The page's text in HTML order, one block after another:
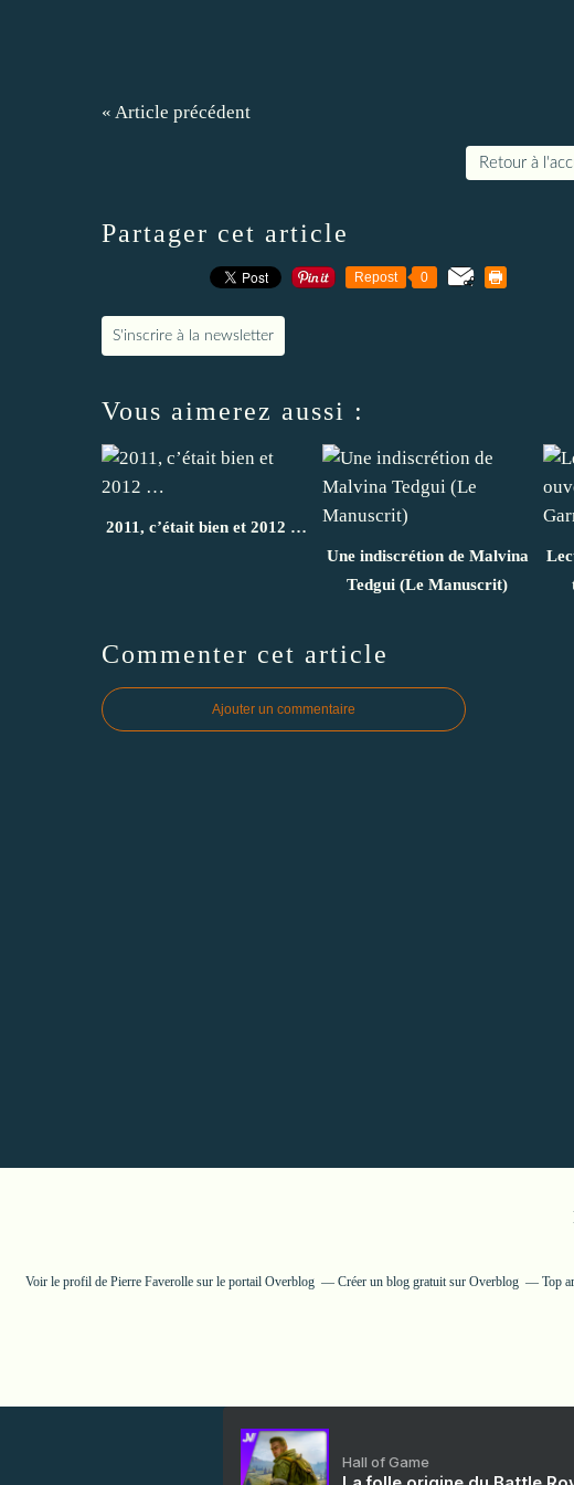
« Article précédent
Retour à
Partager cet article
Repost 0
S'inscrire à la newsletter
Vous aimerez aussi :
2011, c’était bien et 2012 …
Une indiscrétion de Malvina
Tedgui (Le Manuscrit)
Commenter cet article
Ajouter un commentaire
Voir le profil de Pierre Faverolle sur le portail Overblog Créer un blog gratuit sur Overblog Top
Hall of Game